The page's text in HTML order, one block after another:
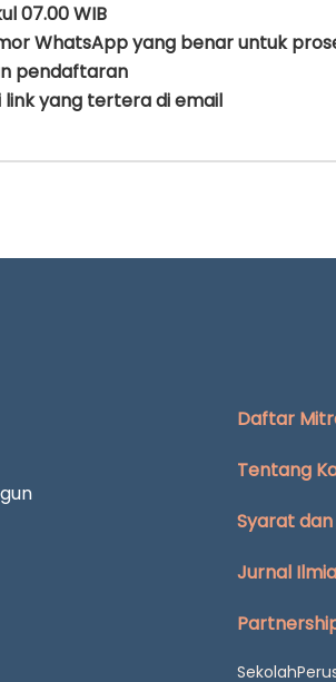
07.00 WIB
WhatsApp yang benar untuk
pendaftaran
yang tertera di email
Daftar
Tentang
Syarat
Jurnal
Sekolah